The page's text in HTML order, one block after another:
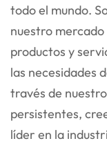
todo el mundo.
nuestro
productos y
las necesidades
través de
persistentes,
líder en la